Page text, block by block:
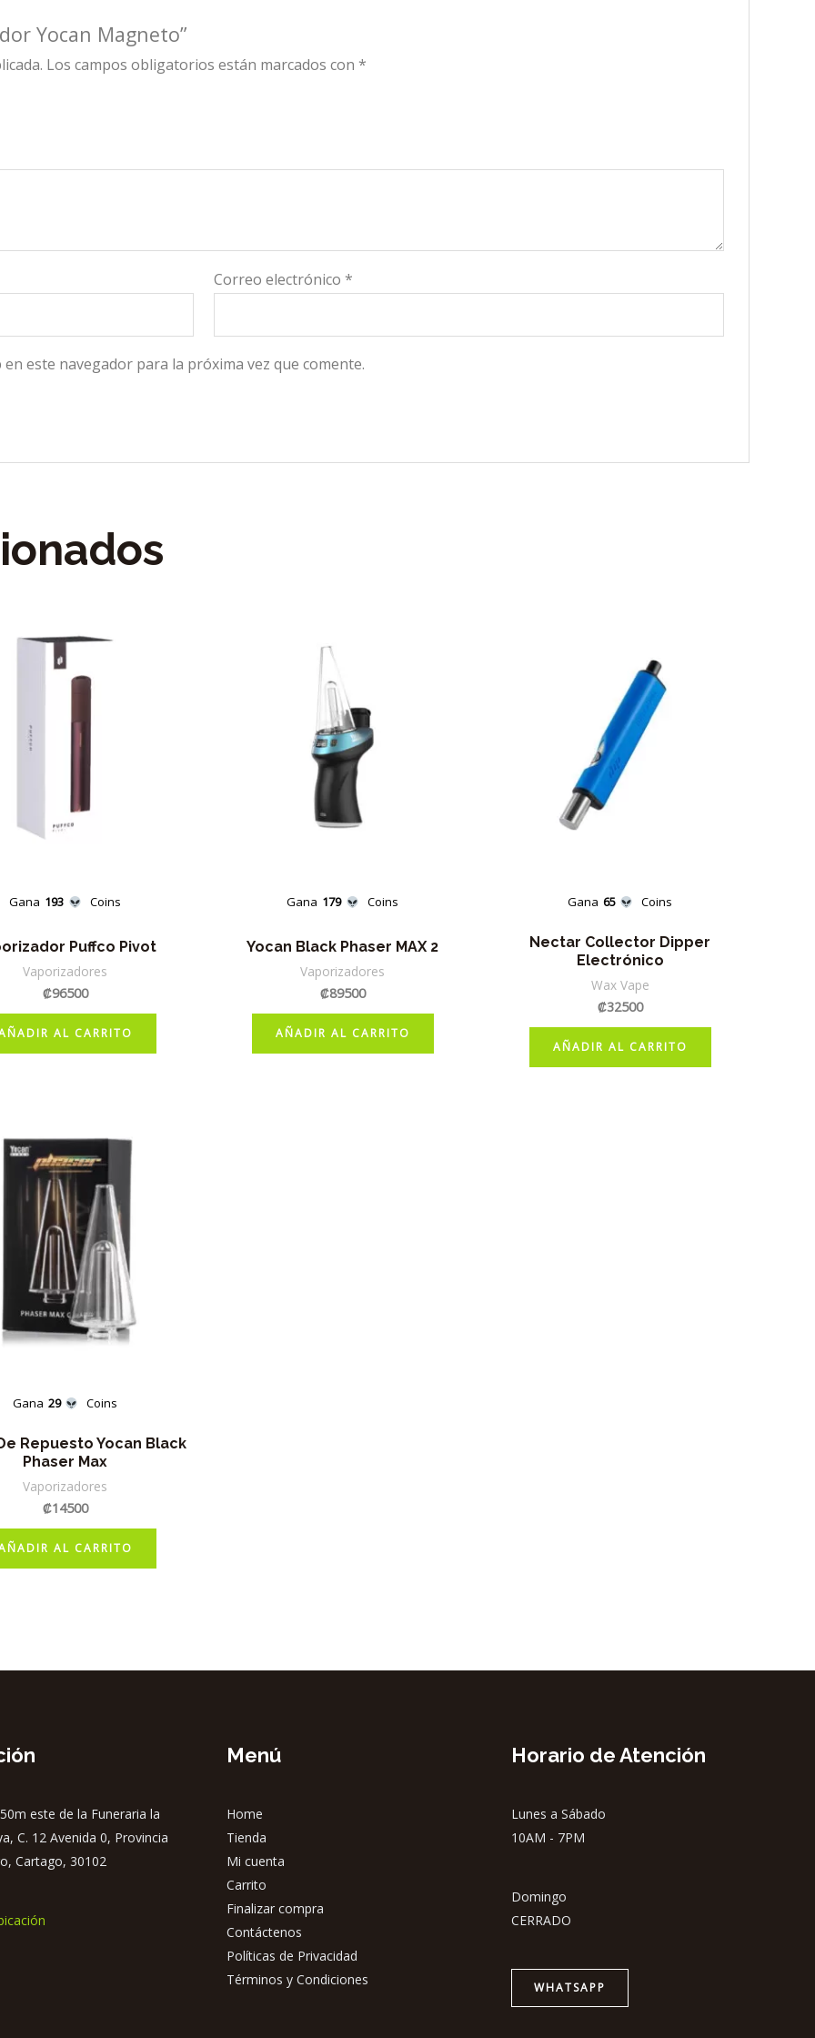
Yocan Magneto”
Los campos obligatorios están marcados con *
Correo electrónico *
este navegador para la próxima vez que comente.
Gana 193 Coins
Puffco Pivot
Vaporizadores
₡96500
AL CARRITO
Gana 179 Coins
Yocan Black Phaser MAX 2
Vaporizadores
₡89500
AÑADIR AL CARRITO
Gana 65 Coins
Nectar Collector Dipper
Electrónico
Wax Vape
₡32500
AÑADIR AL CARRITO
Gana 29 Coins
Repuesto Yocan Black
Phaser Max
Vaporizadores
₡14500
AL CARRITO
este de la Funeraria la
C. 12 Avenida 0, Provincia
Cartago, 30102
Menú
Home
Tienda
Mi cuenta
Carrito
Finalizar compra
Contáctenos
Políticas de Privacidad
Términos y Condiciones
Horario de Atención
Lunes a Sábado
10AM - 7PM
Domingo
CERRADO
WHATSAPP